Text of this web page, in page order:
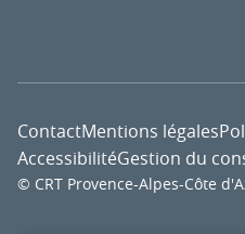
© CRT Provence-Alpes-Côte
ContactMentions légales
AccessibilitéGestion du